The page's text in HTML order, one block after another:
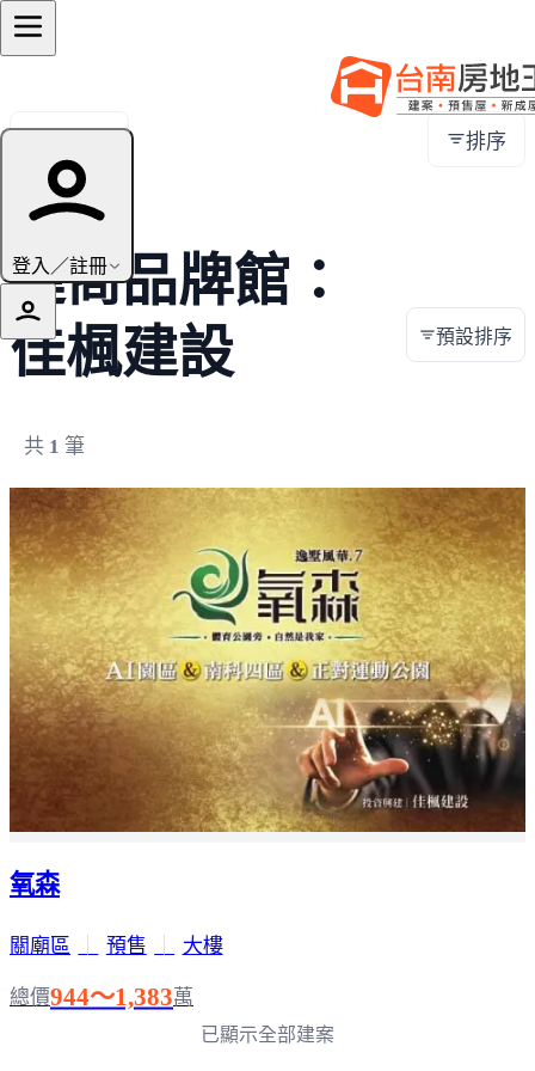
登入／註冊
排序
建商品牌館：
佳楓建設
共 1 筆
預設排序
氧森
關廟區 預售 大樓
總價944～1,383萬
已顯示全部建案